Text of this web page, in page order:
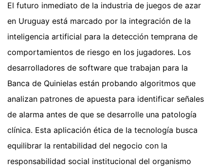
El futuro inmediato de la industria de juegos de azar
en Uruguay está marcado por la integración de la
inteligencia artificial para la detección temprana de
comportamientos de riesgo en los jugadores. Los
desarrolladores de software que trabajan para la
Banca de Quinielas están probando algoritmos que
analizan patrones de apuesta para identificar señales
de alarma antes de que se desarrolle una patología
clínica. Esta aplicación ética de la tecnología busca
equilibrar la rentabilidad del negocio con la
responsabilidad social institucional del organismo